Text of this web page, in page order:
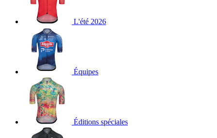
L'été 2026
Équipes
Éditions spéciales